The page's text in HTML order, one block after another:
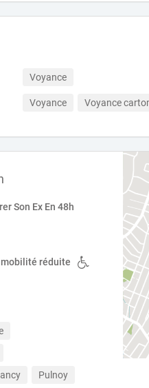
Voyance
Voyance Voyance
Son Ex En 48h
mobilité réduite
Pulnoy